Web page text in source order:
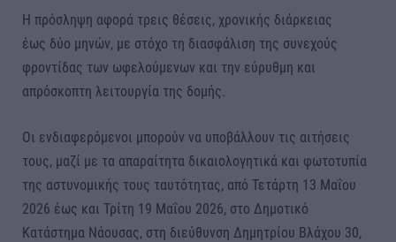
Η πρόσληψη αφορά τρεις θέσεις, χρονικής διάρκειας
έως δύο μηνών, με στόχο τη διασφάλιση της συνεχούς
φροντίδας των ωφελούμενων και την εύρυθμη και
απρόσκοπτη λειτουργία της δομής.
Οι ενδιαφερόμενοι μπορούν να υποβάλλουν τις αιτήσεις
τους, μαζί με τα απαραίτητα δικαιολογητικά και φωτοτυπία
της αστυνομικής τους ταυτότητας, από Τετάρτη 13 Μαΐου
2026 έως και Τρίτη 19 Μαΐου 2026, στο Δημοτικό
Κατάστημα Νάουσας, στη διεύθυνση Δημητρίου Βλάχου 30,